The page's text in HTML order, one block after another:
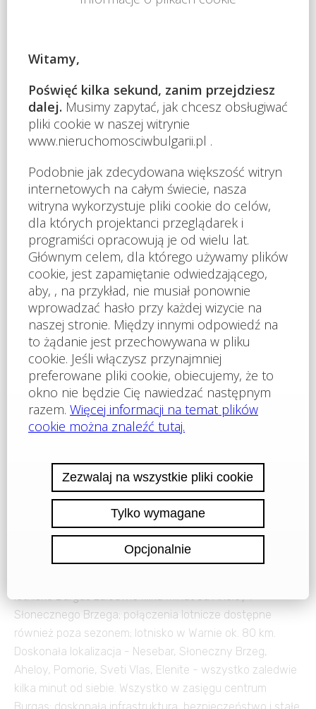
piaszczystych plaż w regionie, której częścią jest także
centrum sportowe, korty do squasha; fitness, wellness i
centrum SPA, masaże; gabinety lekarza ogólnego i
dentysty; supermarket i mniejsze sklepy. Poranne kąpiele
w morzu, praca online w ciągu dnia i wieczorne spacery
wzdłuż wybrzeża stają się tutaj codziennością.
atmosferę, restauracje, kawiarnie i usługi dostępne przez
cały rok. Niskie koszty - idealne do pracy i relaksu
zdalnego: długoterminowy wynajem już od 250 €
miesięcznie; warunki płatności: minimum 3 miesiące z
góry + 1 zwrotna kaucja; Internet i TV (ok. 150 kanałów)
za dodatkową opłatą; woda i prąd płatne według
rzeczywistego zużycia; bezpłatny parking, gdzie
samochód można pozostawić przez cały rok; możliwość
długoterminowego wynajmu naszego pojazdu. Całkowite
koszty pozostają więc znacznie niższe niż w większości
europejskich nadmorskich destynacji, co doceniają
zarówno freelancerzy i przedsiębiorcy online, jak i
seniorzy oraz osoby poszukujące spokojniejszego stylu
życia. Apartamenty są w pełni wyposażone, z kuchnią i
wszystkimi niezbędnymi urządzeniami domowymi.
pokojowe; 3-pokojowe. Apartamenty nadają się dla osób
indywidualnych, par, rodzin, współpracowników
pracujących zdalnie, jak również dla osób na emeryturze
finansowej lub rentowej. Po prostu dla wszystkich, którzy
marzą o lepszym życiu - życiu nad morzem. Słoneczne
Wybrzeże & Aheloy - doskonała dostępność. Świetna
lotnisko Burgas zaledwie kilka minut od Aheloy i
Słonecznego Brzega; połączenia lotnicze dostępne
również poza sezonem; lotnisko w Warnie ok. 80 km.
Doskonała lokalizacja - Nesebar, Słoneczny Brzeg,
Aheloy, Pomorie, Sveti Vlas, Elenite - wszystko zaledwie
kilka minut od siebie. Wszystko w zasięgu centrum